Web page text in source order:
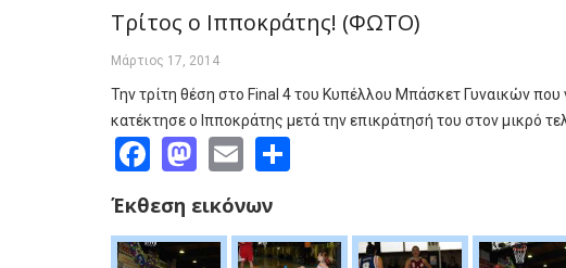
Τρίτος ο Ιπποκράτης! (ΦΩΤΟ)
Μάρτιος 17, 2014
Την τρίτη θέση στο Final 4 του Κυπέλλου Μπάσκετ Γυναικών που
κατέκτησε ο Ιπποκράτης μετά την επικράτησή του στον μικρό
Facebook
Mastodon
Email
Έκθεση εικόνων